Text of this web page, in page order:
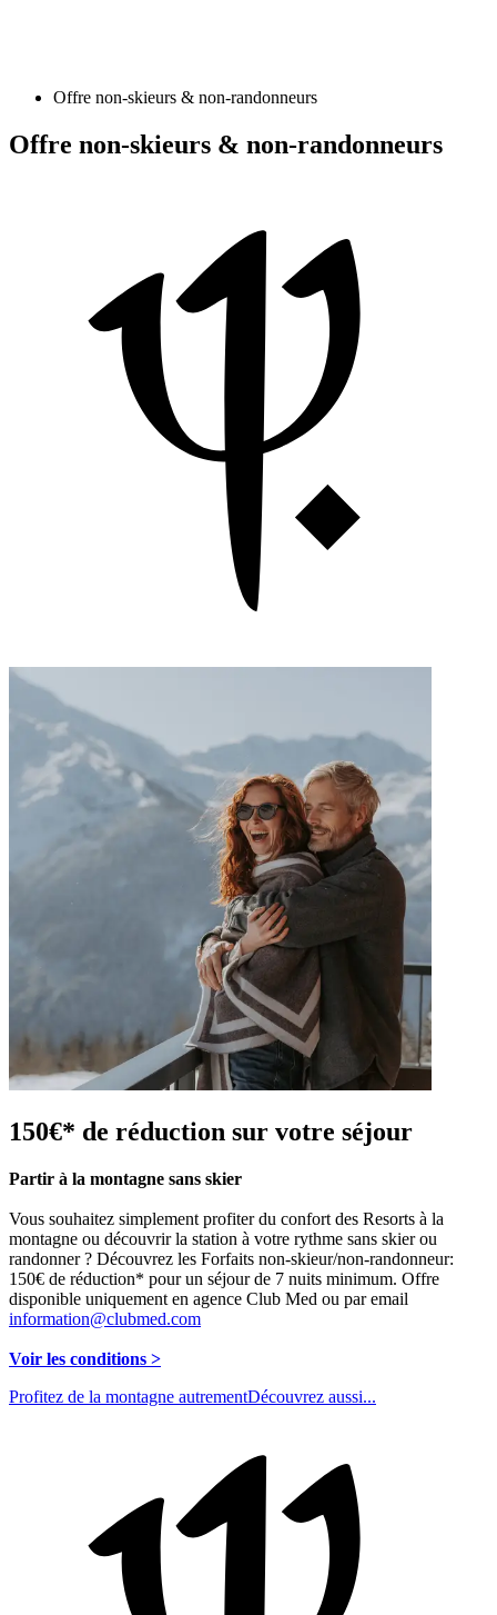
Offre non-skieurs & non-randonneurs
Offre non-skieurs & non-randonneurs
150€* de réduction sur votre séjour
Partir à la montagne sans skier
Vous souhaitez simplement profiter du confort des Resorts à la
montagne ou découvrir la station à votre rythme sans skier ou
randonner ? Découvrez les Forfaits non-skieur/non-randonneur:
150€ de réduction* pour un séjour de 7 nuits minimum. Offre
disponible uniquement en agence Club Med ou par email
information@clubmed.com
Voir les conditions >
Profitez de la montagne autrementDécouvrez aussi...